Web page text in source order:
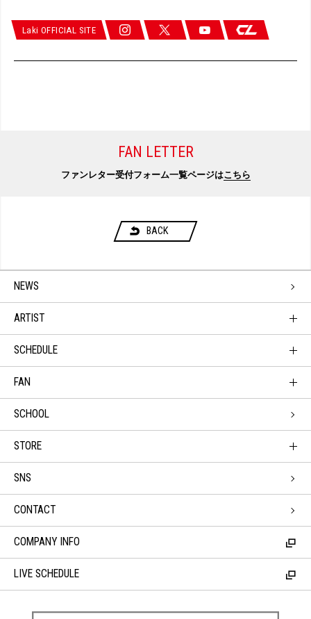
Laki OFFICIAL SITE
FAN LETTER
ファンレター受付フォーム一覧ページはこちら
BACK
NEWS
ARTIST
SCHEDULE
FAN
SCHOOL
STORE
SNS
CONTACT
COMPANY INFO
LIVE SCHEDULE